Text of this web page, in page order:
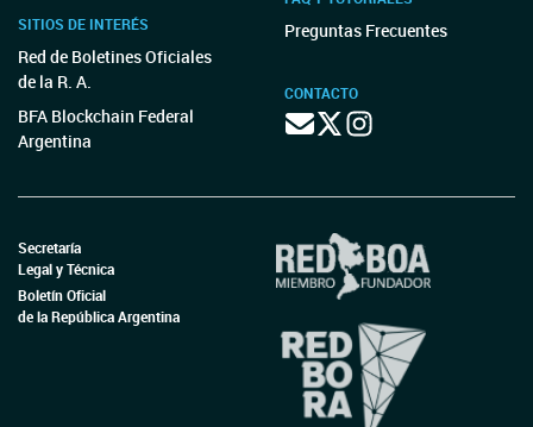
SITIOS DE INTERÉS
Red de Boletines Oficiales
de la R. A.
BFA Blockchain Federal
Argentina
Preguntas Frecuentes
CONTACTO
Secretaría
Legal y Técnica
Boletín Oficial
de la República Argentina